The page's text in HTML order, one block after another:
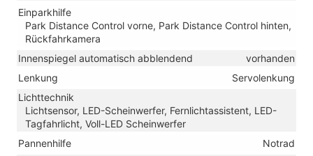
Einparkhilfe
Park Distance Control vorne, Park Distance Control hinten,
Rückfahrkamera
Innenspiegel automatisch abblendend
vorhanden
Lenkung
Servolenkung
Lichttechnik
Lichtsensor, LED-Scheinwerfer, Fernlichtassistent, LED-
Tagfahrlicht, Voll-LED Scheinwerfer
Pannenhilfe
Notrad